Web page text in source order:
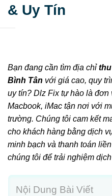
& Uy Tín
Bạn đang cần tìm địa chỉ
Bình Tân với giá cao, quy
uy tín? Dlz Fix tự hào là đơn
Macbook, iMac tận nơi với
trường. Chúng tôi cam kết
cho khách hàng bằng dịch
minh bạch và thanh toán
chúng tôi để trải nghiệm
Nội Dung Bài Viết